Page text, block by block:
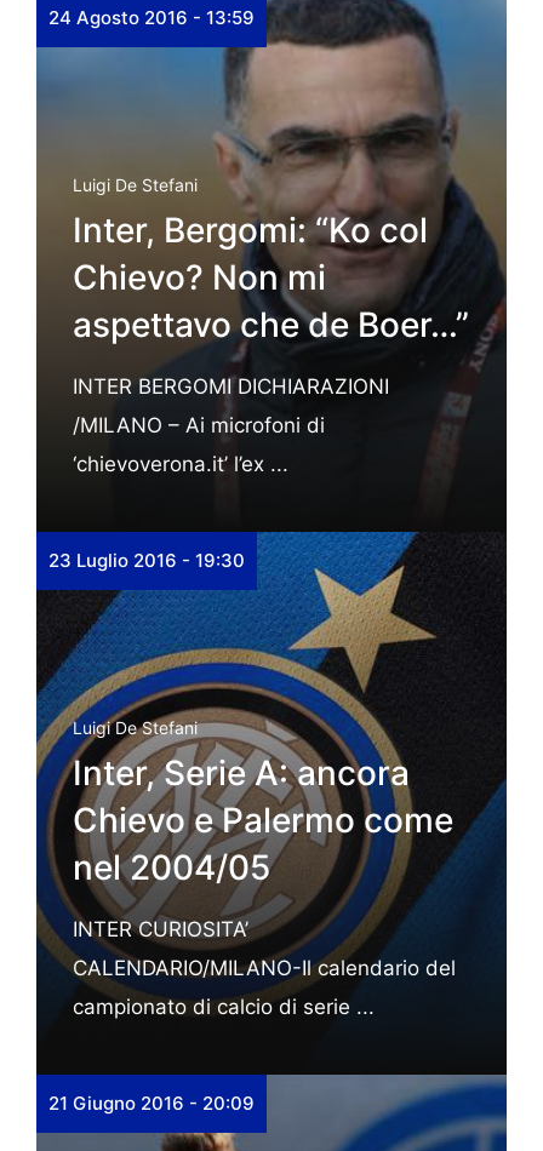
24 Agosto 2016 - 13:59
Luigi De Stefani
Inter, Bergomi: “Ko col
Chievo? Non mi
aspettavo che de Boer…”
INTER BERGOMI DICHIARAZIONI
/MILANO – Ai microfoni di
‘chievoverona.it’ l’ex ...
23 Luglio 2016 - 19:30
Luigi De Stefani
Inter, Serie A: ancora
Chievo e Palermo come
nel 2004/05
INTER CURIOSITA’
CALENDARIO/MILANO-Il calendario del
campionato di calcio di serie ...
21 Giugno 2016 - 20:09